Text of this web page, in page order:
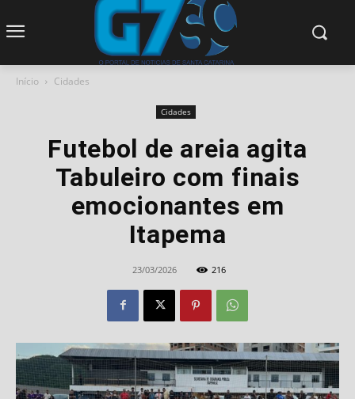
Início Cidades
Cidades
Futebol de areia agita
Tabuleiro com finais
emocionantes em
Itapema
23/03/2026 216
modal-check